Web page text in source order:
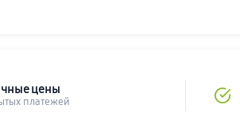
цены
платежей